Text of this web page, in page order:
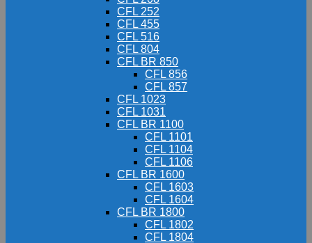
CFL 252
CFL 455
CFL 516
CFL 804
CFL BR 850
CFL 856
CFL 857
CFL 1023
CFL 1031
CFL BR 1100
CFL 1101
CFL 1104
CFL 1106
CFL BR 1600
CFL 1603
CFL 1604
CFL BR 1800
CFL 1802
CFL 1804